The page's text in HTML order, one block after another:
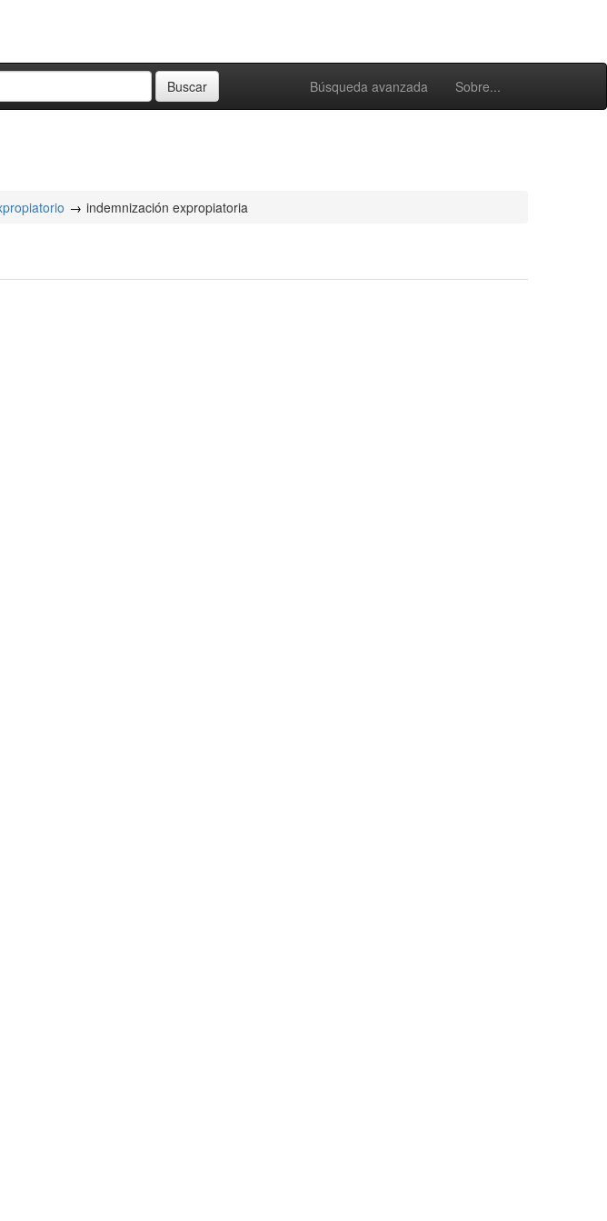
Búsqueda avanzada Sobre...
indemnización expropiatoria